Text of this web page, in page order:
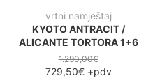
vrtni namještaj
KYOTO ANTRACIT /
ALICANTE TORTORA 1+6
1.290,00€
729,50€+pdv